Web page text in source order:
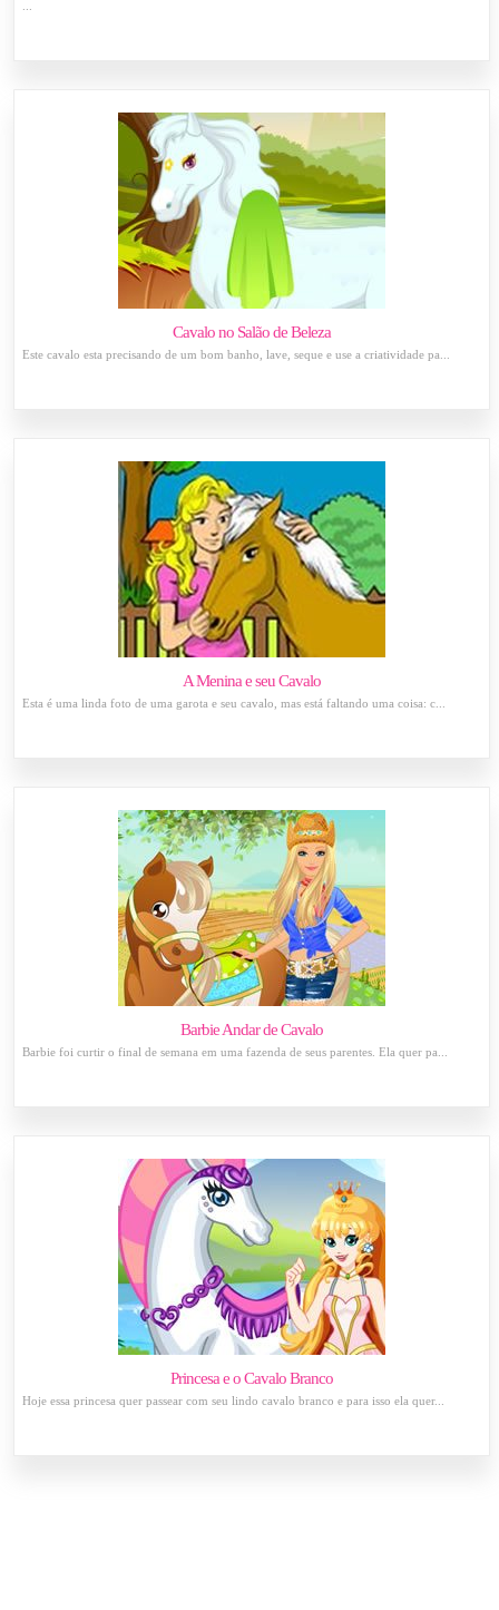
Cavalo no Salão de Beleza
Este cavalo esta precisando de um bom banho, lave, seque e use a criatividade pa...
A Menina e seu Cavalo
Esta é uma linda foto de uma garota e seu cavalo, mas está faltando uma coisa: c...
Barbie Andar de Cavalo
Barbie foi curtir o final de semana em uma fazenda de seus parentes. Ela quer pa...
Princesa e o Cavalo Branco
Hoje essa princesa quer passear com seu lindo cavalo branco e para isso ela quer...